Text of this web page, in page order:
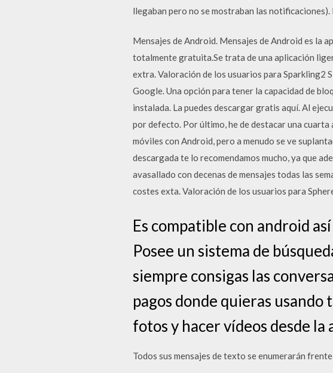
llegaban pero no se mostraban las
Mensajes de Android. Mensajes de Android es la
totalmente gratuita.Se trata de una aplicación
extra. Valoración de los usuarios para Sparkling2
Google. Una opción para tener la capacidad de
instalada. La puedes descargar gratis aquí. Al
por defecto. Por último, he de destacar una
móviles con Android, pero a menudo se ve
descargada te lo recomendamos mucho, ya que
avasallado con decenas de mensajes todas las
costes exta. Valoración de los usuarios para
Es compatible con android
Posee un sistema de
siempre consigas las
pagos donde quieras
fotos y hacer vídeos desde la
Todos sus mensajes de texto se enumerarán